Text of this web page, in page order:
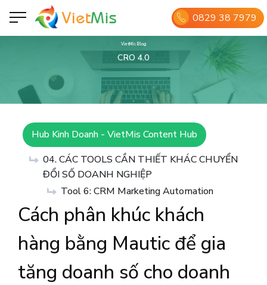
0829 38 7979
VietMis Blog
CRO 4.0
Hub Kinh Doanh - VietMis Content Hub
04. CÁC TOOLS CẦN THIẾT KHÁC CHUYỂN
ĐỔI SỐ DOANH NGHIỆP
Tool 6: CRM Marketing Automation
Cách phân khúc khách
hàng bằng Mautic ​​để gia
tăng doanh số cho doanh